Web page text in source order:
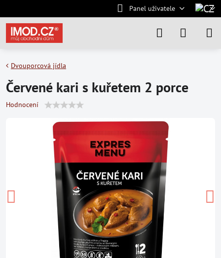
Panel uživatele
Dvouporcová jídla
Červené kari s kuřetem 2 porce
Hodnocení